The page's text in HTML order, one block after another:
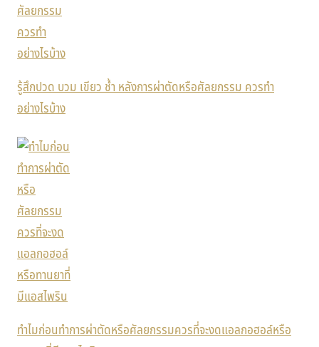
รู้สึกปวด บวม เขียว ช้ำ หลังการผ่าตัดหรือศัลยกรรม ควรทำ
อย่างไรบ้าง
ทำไมก่อนทำการผ่าตัดหรือศัลยกรรมควรที่จะงดแอลกอฮอล์หรือ